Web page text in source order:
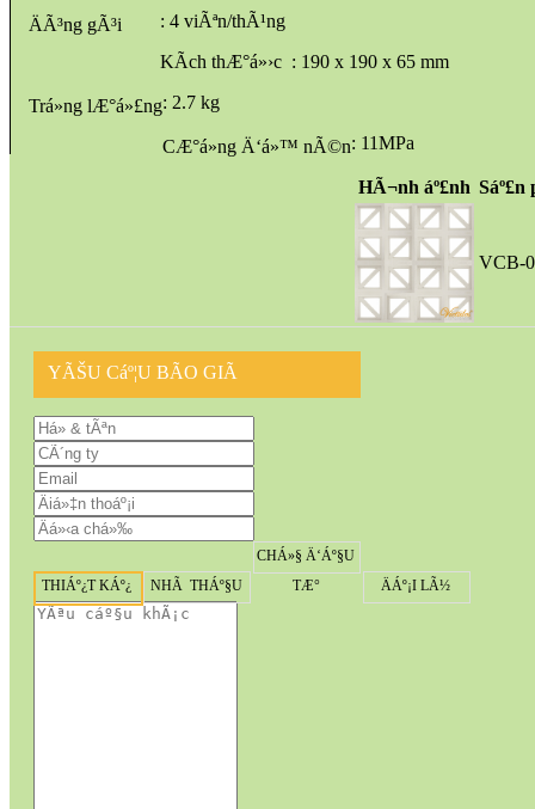
ÄÃ³ng gÃ³i
: 4 viÃªn/thÃ¹ng
KÃ­ch thÆ°á»›c : 190 x 190 x 65 mm
Trá»ng lÆ°á»£ng: 2.7 kg
CÆ°á»ng Ä‘á»™ nÃ©n: 11MPa
HÃ¬nh áº£nh Sáº£n
VCB-
YÃŠU Cáº¦U BÃO GIÃ
THIÁº¿T KÁº¿ NHÃ THÁº§U
CHÁ»§ Ä‘Áº§U
TÆ°
ÄÁº¡I LÃ½